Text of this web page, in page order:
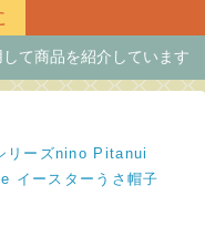
て商品を紹介しています
リーズnino Pitanui
イースターうさ帽子